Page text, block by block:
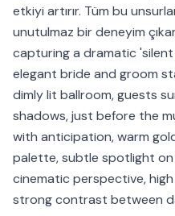
etkiyi artırır. Tüm bu
unutulmaz bir deneyim
capturing a dramatic
elegant bride and groom
dimly lit ballroom, guests
shadows, just before the
with anticipation, warm
palette, subtle spotlight
cinematic perspective,
strong contrast between